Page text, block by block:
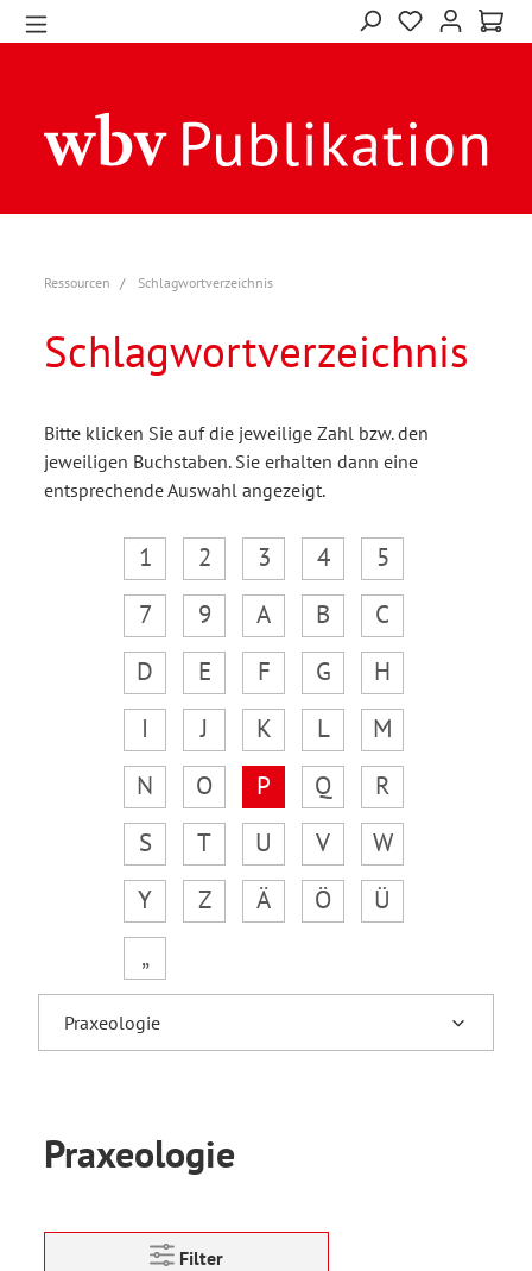
Ressourcen Schlagwortverzeichnis
Schlagwortverzeichnis
Bitte klicken Sie auf die jeweilige Zahl bzw. den
jeweiligen Buchstaben. Sie erhalten dann eine
entsprechende Auswahl angezeigt.
1 2 3 4
5
7
9 A B
C
D
E F G
H
I
J K L
M
N
O P Q
R
S
T U V
W
Y
Z Ä Ö
Ü
„
Praxeologie
Filter